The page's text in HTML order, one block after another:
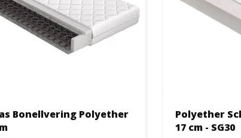
Bonellvering Polyether
Polyether
17 cm - SG30